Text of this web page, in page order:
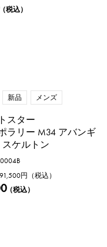
イヤ
税込）
新品 メンズ
スター
ラリー M34 アバンギ
スケルトン
円（税込）
（税込）